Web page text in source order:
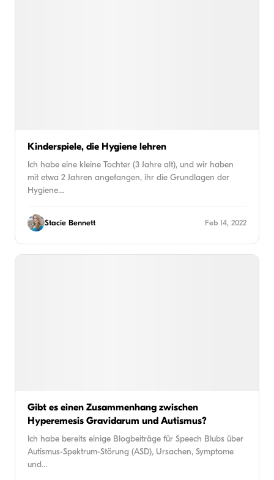
Kinderspiele, die Hygiene lehren
Ich habe eine kleine Tochter (3 Jahre alt), und wir haben
mit etwa 2 Jahren angefangen, ihr die Grundlagen der
Hygiene…
Stacie Bennett Feb 14, 2022
Gibt es einen Zusammenhang zwischen
Hyperemesis Gravidarum und Autismus?
Ich habe bereits einige Blogbeiträge für Speech Blubs über
Autismus-Spektrum-Störung (ASD), Ursachen, Symptome
und…